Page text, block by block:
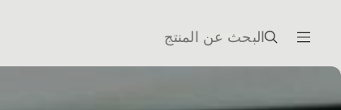
البحث عن المنتج